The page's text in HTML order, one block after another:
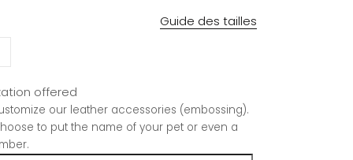
Guide des tailles
offered
our leather accessories (embossing).
to put the name of your pet or even a